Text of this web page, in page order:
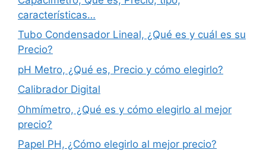
características…
Tubo Condensador Lineal, ¿Qué es y cuál es su
Precio?
pH Metro, ¿Qué es, Precio y cómo elegirlo?
Calibrador Digital
Ohmímetro, ¿Qué es y cómo elegirlo al mejor
precio?
Papel PH, ¿Cómo elegirlo al mejor precio?